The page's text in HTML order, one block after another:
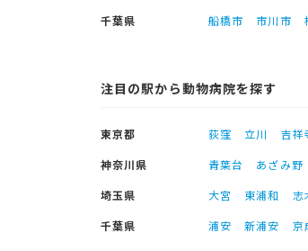
千葉県
船橋市 市川市
注目の駅から動物病院を探す
東京都 荻窪 立川 吉祥
神奈川県
青葉台 あざみ野
埼玉県
大宮 東浦和 志
千葉県
浦安 新浦安 京